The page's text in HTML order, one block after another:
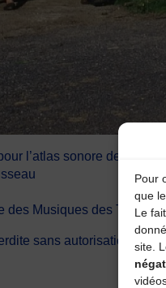
Pour
que
Le
site.
l’atlas sonore de
des Musiques des
sans autorisation écrite